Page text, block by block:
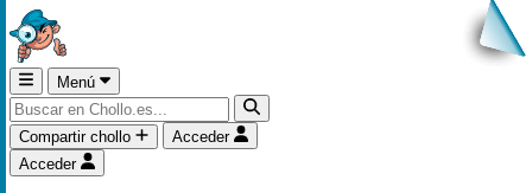
Menú
Compartir chollo
Acceder
Acceder